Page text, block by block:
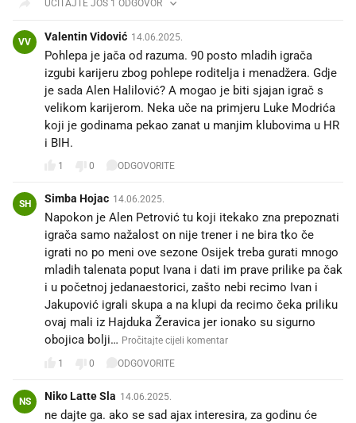
UČITAJTE JOŠ 1 ODGOVOR
VV Valentin Vidović 14.06.2025.
Pohlepa je jača od razuma. 90 posto mladih igrača
izgubi karijeru zbog pohlepe roditelja i menadžera. Gdje
je sada Alen Halilović? A mogao je biti sjajan igrač s
velikom karijerom. Neka uče na primjeru Luke Modrića
koji je godinama pekao zanat u manjim klubovima u HR
i BIH.
1 0 ODGOVORITE
SH Simba Hojac 14.06.2025.
Napokon je Alen Petrović tu koji itekako zna prepoznati
igrača samo nažalost on nije trener i ne bira tko če
igrati no po meni ove sezone Osijek treba gurati mnogo
mladih talenata poput Ivana i dati im prave prilike pa čak
i u početnoj jedanaestorici, zašto nebi recimo Ivan i
Jakupović igrali skupa a na klupi da recimo čeka priliku
ovaj mali iz Hajduka Žeravica jer ionako su sigurno
obojica bolji… Pročitajte cijeli komentar
1 0 ODGOVORITE
NS Niko Latte Sla 14.06.2025.
ne dajte ga. ako se sad ajax interesira, za godinu će